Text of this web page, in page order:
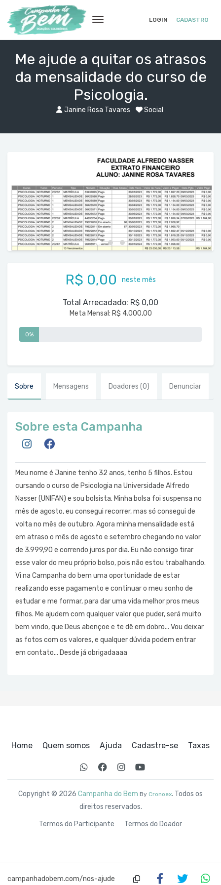
LOGIN CADASTRO
Me ajude a quitar os atrasos
da mensalidade do curso de
Psicologia.
Janine Rosa Tavares Social
R$ 0,00 neste mês
Total Arrecadado: R$ 0,00
Meta Mensal: R$ 4.000,00
0%
Sobre Mensagens Doadores (0) Denunciar
Sobre esta Campanha
Meu nome é Janine tenho 32 anos, tenho 5 filhos. Estou
cursando o curso de Psicologia na Universidade Alfredo
Nasser (UNIFAN) e sou bolsista. Minha bolsa foi suspensa no
mês de agosto, eu consegui recorrer, mas só consegui de
volta no mês de outubro. Agora minha mensalidade está
em atraso o mês de agosto e setembro chegando no valor
de 3.999,90 e correndo juros por dia. Eu não consigo tirar
esse valor do meu próprio bolso, pois não estou trabalhando.
Vi na Campanha do bem uma oportunidade de estar
realizando esse pagamento e continuar o meu sonho de
estudar e me formar, para dar uma vida melhor pros meus
filhos. Me ajudem com qualquer valor que puder, será muito
bem vindo, que Deus abençoe e te dê em dobro... Vou deixar
as fotos com os valores, e qualquer dúvida podem entrar
em contato... Desde já obrigadaaaa
campanhadobem.com/nos-ajude
Home Quem somos Ajuda Cadastre-se Taxas
Copyright © 2026 Campanha do Bem By Cronoex. Todos os
direitos reservados.
Termos do Participante Termos do Doador